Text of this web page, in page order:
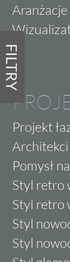
FILTRY
Projekt
Pomysł
Styl retro
Styl retro
Styl
Styl